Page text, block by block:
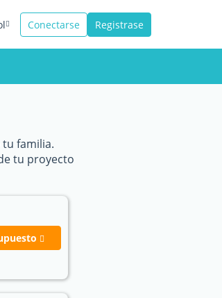
Conectarse Registrase
familia.
tu proyecto